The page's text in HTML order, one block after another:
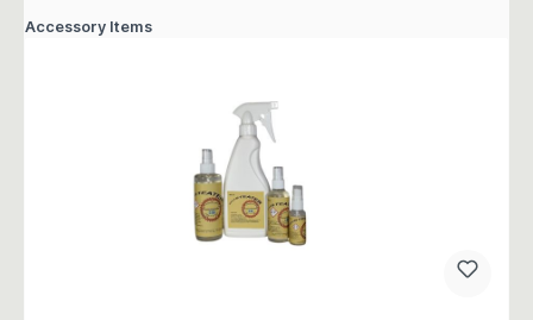
Accessory Items